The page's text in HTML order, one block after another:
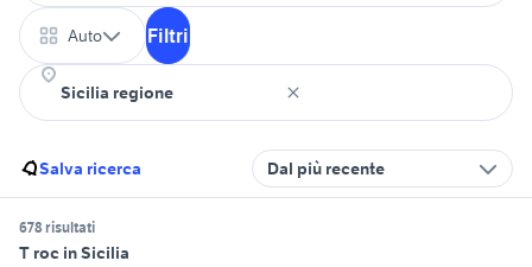
Auto Filtri
Salva ricerca Dal più recente
678 risultati
T roc in Sicilia